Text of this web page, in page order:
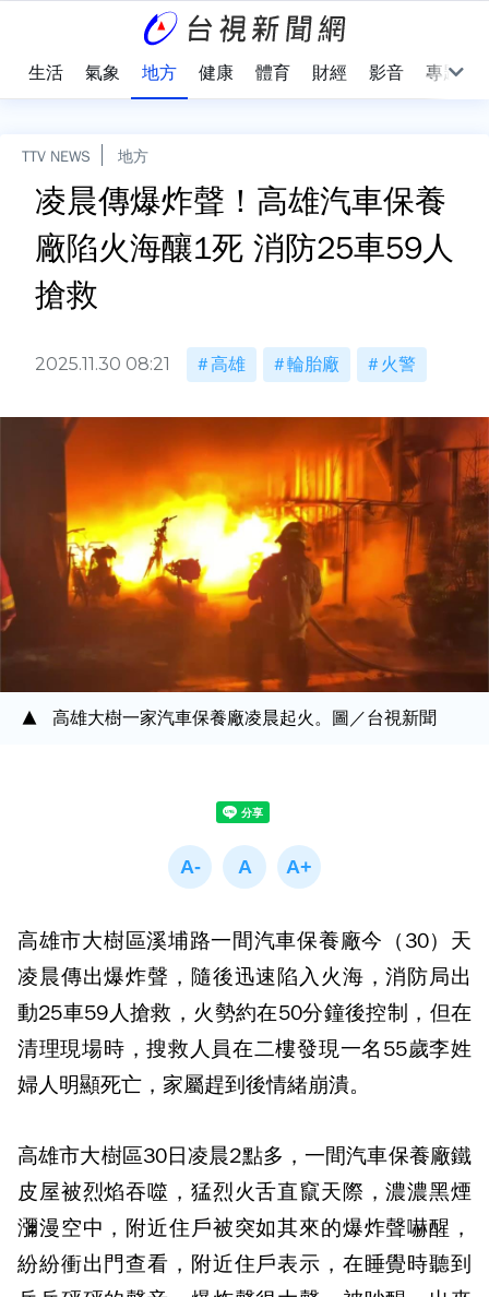
生活 氣象 地方 健康 體育 財經 影音 專題
TTV NEWS 地方
凌晨傳爆炸聲！高雄汽車保養
廠陷火海釀1死 消防25車59人
搶救
2025.11.30 08:21 高雄 輪胎廠 火警
高雄大樹一家汽車保養廠凌晨起火。圖／台視新聞
高雄市大樹區溪埔路一間汽車保養廠今（30）天
凌晨傳出爆炸聲，隨後迅速陷入火海，消防局出
動25車59人搶救，火勢約在50分鐘後控制，但在
清理現場時，搜救人員在二樓發現一名55歲李姓
婦人明顯死亡，家屬趕到後情緒崩潰。
高雄市大樹區30日凌晨2點多，一間汽車保養廠鐵
皮屋被烈焰吞噬，猛烈火舌直竄天際，濃濃黑煙
瀰漫空中，附近住戶被突如其來的爆炸聲嚇醒，
紛紛衝出門查看，附近住戶表示，在睡覺時聽到